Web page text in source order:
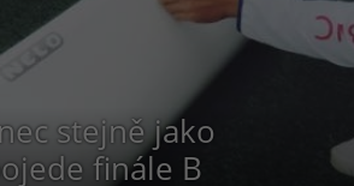
stejně jako
finále B